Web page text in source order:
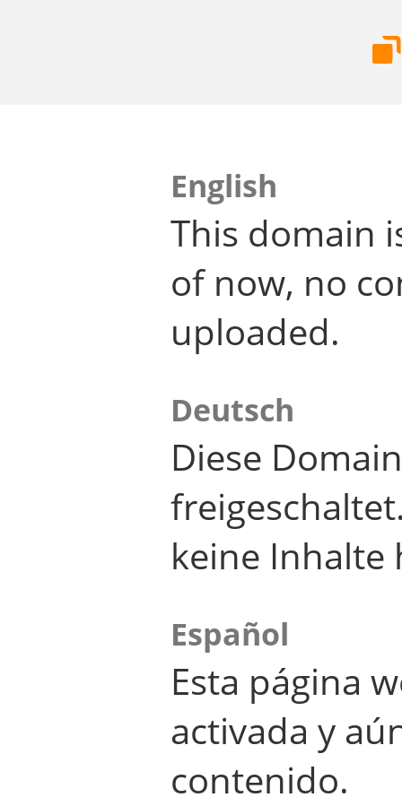
English
This domain
of now, no
uploaded.
Deutsch
Diese
keine Inhalte
Español
Esta página
activada y
contenido.